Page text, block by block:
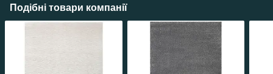
Подібні товари компанії